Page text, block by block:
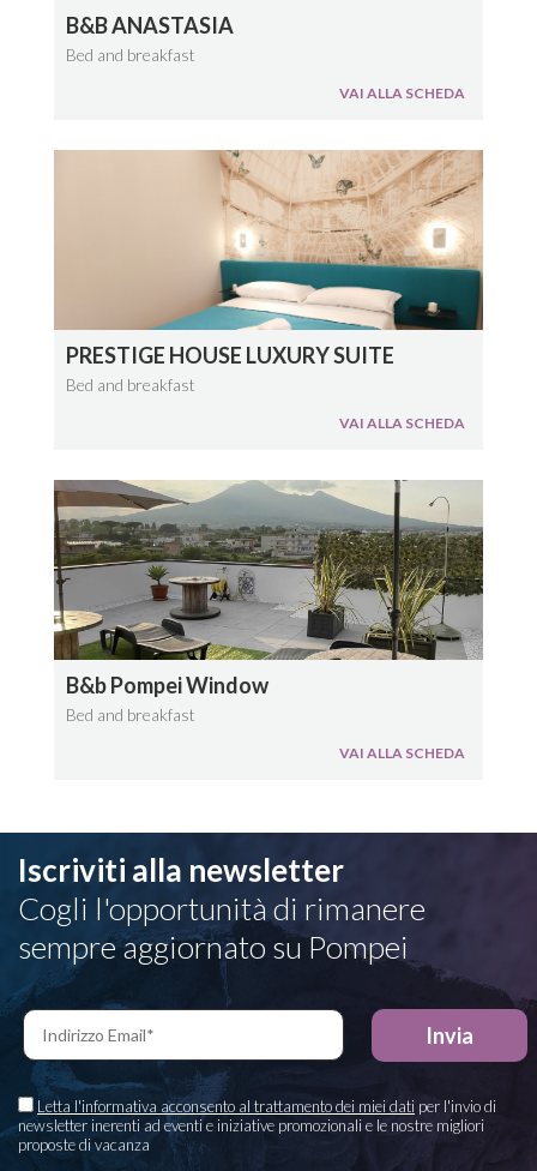
B&B ANASTASIA
Bed and breakfast
VAI ALLA SCHEDA
PRESTIGE HOUSE LUXURY SUITE
Bed and breakfast
VAI ALLA SCHEDA
B&b Pompei Window
Bed and breakfast
VAI ALLA SCHEDA
Iscriviti alla newsletter
Cogli l'opportunità di rimanere
sempre aggiornato su Pompei
Letta l'informativa acconsento al trattamento dei miei dati per l'invio di
newsletter inerenti ad eventi e iniziative promozionali e le nostre migliori
proposte di vacanza